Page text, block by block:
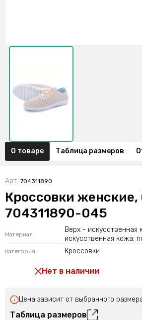
О товаре Таблица размеров
Арт. 704311890
Кроссовки
704311890-045
Материал
Верх - искусственная
искусственная кожа;
Категория: Кроссовки
Нет в наличии
Цена зависит от выбранного
Таблица размеров